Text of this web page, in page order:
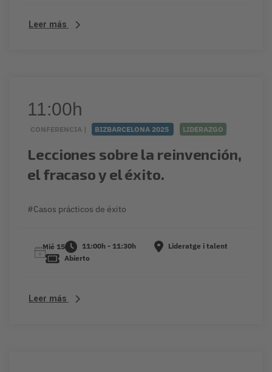
Leer más
11:00h
CONFERENCIA | BIZBARCELONA 2025 LIDERAZGO
​Lecciones sobre la reinvención,
el fracaso y el éxito.
#Casos prácticos de éxito
Mié 15 11:00h - 11:30h
Lideratge i talent
Abierto
Leer más